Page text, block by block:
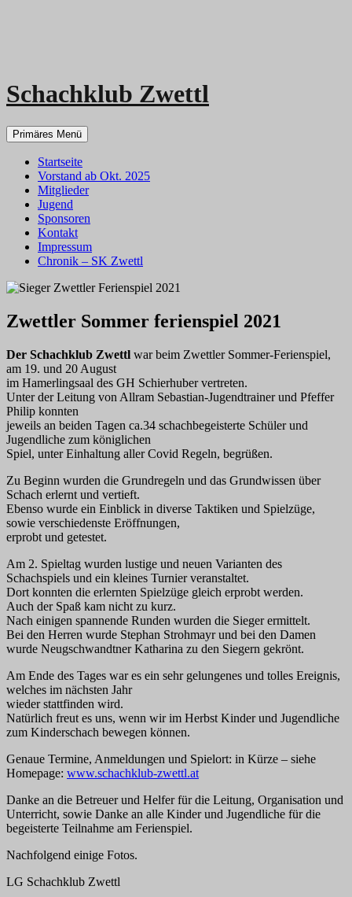
Schachklub Zwettl
Primäres Menü Zum
Inhalt
Startseite
Vorstand ab Okt. 2025
Mitglieder
Jugend
Sponsoren
Kontakt
Impressum
Chronik – SK Zwettl
Zwettler Sommer ferienspiel 2021
Der Schachklub Zwettl war beim Zwettler Sommer-Ferienspiel,
am 19. und 20 August
im Hamerlingsaal des GH Schierhuber vertreten.
Unter der Leitung von Allram Sebastian-Jugendtrainer und Pfeffer
Philip konnten
jeweils an beiden Tagen ca.34 schachbegeisterte Schüler und
Jugendliche zum königlichen
Spiel, unter Einhaltung aller Covid Regeln, begrüßen.
Zu Beginn wurden die Grundregeln und das Grundwissen über
Schach erlernt und vertieft.
Ebenso wurde ein Einblick in diverse Taktiken und Spielzüge,
sowie verschiedenste Eröffnungen,
erprobt und getestet.
Am 2. Spieltag wurden lustige und neuen Varianten des
Schachspiels und ein kleines Turnier veranstaltet.
Dort konnten die erlernten Spielzüge gleich erprobt werden.
Auch der Spaß kam nicht zu kurz.
Nach einigen spannende Runden wurden die Sieger ermittelt.
Bei den Herren wurde Stephan Strohmayr und bei den Damen
wurde Neugschwandtner Katharina zu den Siegern gekrönt.
Am Ende des Tages war es ein sehr gelungenes und tolles Ereignis,
welches im nächsten Jahr
wieder stattfinden wird.
Natürlich freut es uns, wenn wir im Herbst Kinder und Jugendliche
zum Kinderschach bewegen können.
Genaue Termine, Anmeldungen und Spielort: in Kürze – siehe
Homepage: www.schachklub-zwettl.at
Danke an die Betreuer und Helfer für die Leitung, Organisation und
Unterricht, sowie Danke an alle Kinder und Jugendliche für die
begeisterte Teilnahme am Ferienspiel.
Nachfolgend einige Fotos.
LG Schachklub Zwettl